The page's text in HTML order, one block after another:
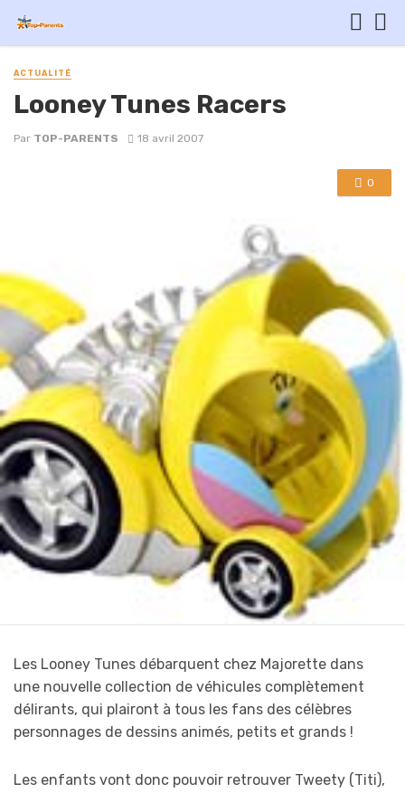
ACTUALITÉ
Looney Tunes Racers
Par TOP-PARENTS 18 avril 2007
0
Les Looney Tunes débarquent chez Majorette dans
une nouvelle collection de véhicules complètement
délirants, qui plairont à tous les fans des célèbres
personnages de dessins animés, petits et grands !
Les enfants vont donc pouvoir retrouver Tweety (Titi),